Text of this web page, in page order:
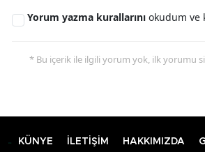
Yorum yazma kurallarını okudum ve
* Bu içerik ile ilgili yorum yok, ilk yorumu
KÜNYE İLETİŞİM HAKKIMIZDA